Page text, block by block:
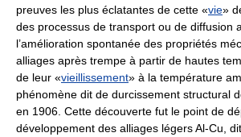
preuves les plus éclatantes de cette «vie»
des processus de transport ou de diffusion
l’amélioration spontanée des propriétés
alliages après trempe à partir de hautes
de leur «vieillissement» à la température
phénomène dit de durcissement structural
en 1906. Cette découverte fut le point de
développement des alliages légers Al-Cu,